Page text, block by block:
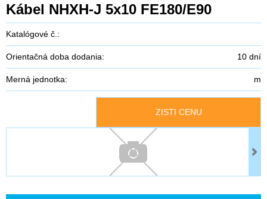
Kábel NHXH-J 5x10 FE180/E90
Katalógové č.:
Orientačná doba dodania: 10 dní
Merná jednotka: m
ZISTI CENU